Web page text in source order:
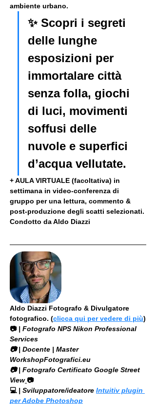
ambiente urbano.
✨ Scopri i segreti
delle lunghe
esposizioni per
immortalare città
senza folla, giochi
di luci, movimenti
soffusi delle
nuvole e superfici
d’acqua vellutate.
+ AULA VIRTUALE (facoltativa) in
settimana in video-conferenza di
gruppo per una lettura, commento &
post-produzione degli scatti selezionati.
Condotto da Aldo Diazzi
Aldo Diazzi Fotografo & Divulgatore
fotografico. (clicca qui per vedere di più)
📷 | Fotografo NPS Nikon Professional
Services
​📷 | Docente | Master
WorkshopFotografici.eu
📷 | Fotografo Certificato Google Street
View 📷
💻 | Sviluppatore/ideatore Intuitiv plugin
per Adobe Photoshop